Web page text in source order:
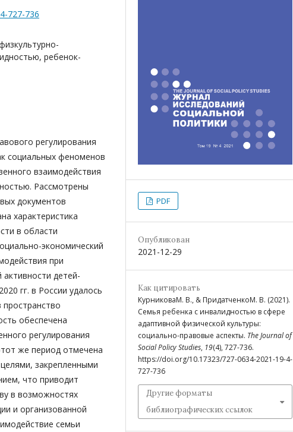
727-736
ребенок-
регулирования
социальных феноменов
взаимодействия
Рассмотрены
документов
характеристика
в области
экономичес­кий
при
детей-
гг. в России удалось
пространство
обеспечена
регулирования
же период отмечена
закрепленными
что приводит
в возможностях
и организованной
семьи
PDF
Опубликован
2021-12-29
Как цитировать
КурниковаМ. В., & ПридатченкоМ. В. (2021).
Семья ребенка с инвалидностью в сфере
адаптивной физической культуры:
социально-правовые аспекты. The Journal of
Social Policy Studies, 19(4), 727-736.
https://doi.org/10.17323/727-0634-2021-19-4-
727-736
Другие форматы
библиографических ссылок